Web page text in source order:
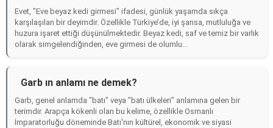
Evet, "Eve beyaz kedi girmesi" ifadesi, günlük yaşamda sıkça
karşılaşılan bir deyimdir. Özellikle Türkiye’de, iyi şansa, mutluluğa ve
huzura işaret ettiği düşünülmektedir. Beyaz kedi, saf ve temiz bir varlık
olarak simgelendiğinden, eve girmesi de olumlu...
Garb ın anlamı ne demek?
Garb, genel anlamda "batı" veya "batı ülkeleri" anlamına gelen bir
terimdir. Arapça kökenli olan bu kelime, özellikle Osmanlı
İmparatorluğu döneminde Batı'nın kültürel, ekonomik ve siyasi